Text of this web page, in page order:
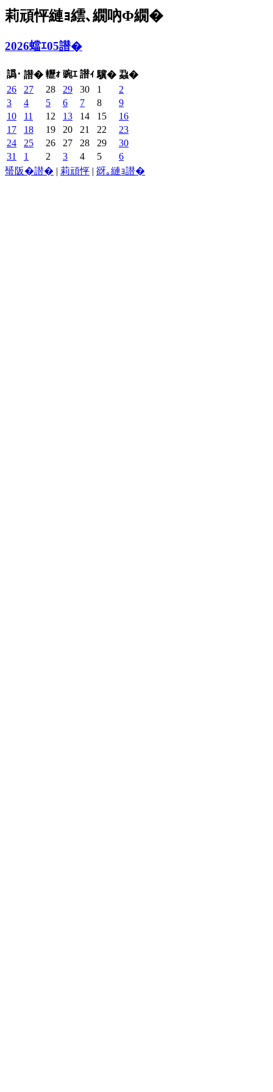
莉頑怦縺ｮ繧､繝吶Φ繝�
2026蟷ｴ05譛�
譌･ 譛� 轣ｫ 豌ｴ 譛ｨ 驥� 蝨�
26
27 28 29 30 1
2
3
4 5 6 7 8
9
10
11 12 13 14 15
16
17
18 19 20 21 22
23
24
25 26 27 28 29
30
31
1 2 3 4 5
6
蜑阪�譛� | 莉頑怦 | 谺｡縺ｮ譛�